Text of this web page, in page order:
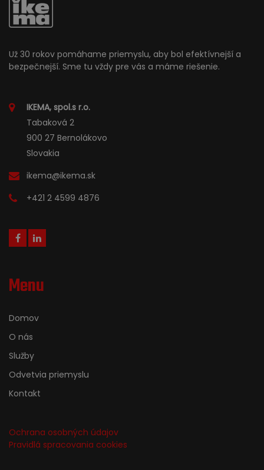
Už 30 rokov pomáhame priemyslu, aby bol efektívnejší a
bezpečnejší. Sme tu vždy pre vás a máme riešenie.
IKEMA, spol.s r.o.
Tabaková 2
900 27 Bernolákovo
Slovakia
ikema@ikema.sk
+421 2 4599 4876
Menu
Domov
O nás
Služby
Odvetvia priemyslu
Kontakt
Ochrana osobných údajov
Pravidlá spracovania cookies